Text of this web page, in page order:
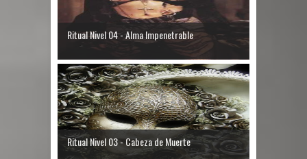
Ritual Nivel 04 - Alma Impenetrable
Ritual Nivel 03 - Cabeza de Muerte